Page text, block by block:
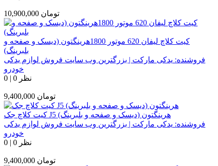
10,900,000 تومان
کیت کلاچ لیفان 620 موتور 1800هرینگتون (دیسک و صفحه و
بلبرینگ)
فروشنده: یدکی مارکت | بزرگترین وب سایت فروش لوازم یدکی
خودرو
0 | 0 نظر
9,400,000 تومان
کیت کلاچ جک J5 هرینگتون (دیسک و صفحه و بلبرینگ)
فروشنده: یدکی مارکت | بزرگترین وب سایت فروش لوازم یدکی
خودرو
0 | 0 نظر
9,400,000 تومان